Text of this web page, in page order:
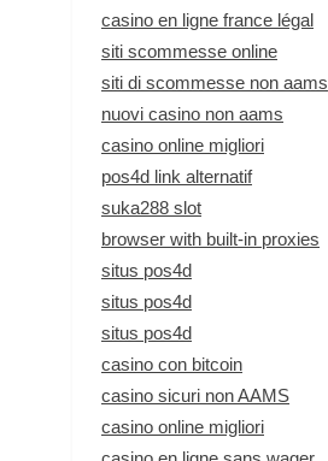
casino en ligne france légal
siti scommesse online
siti di scommesse non aams
nuovi casino non aams
casino online migliori
pos4d link alternatif
suka288 slot
browser with built-in proxies
situs pos4d
situs pos4d
situs pos4d
casino con bitcoin
casino sicuri non AAMS
casino online migliori